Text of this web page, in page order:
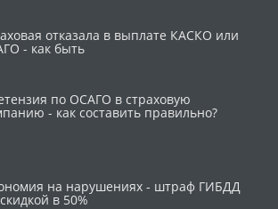
отказала в выплате КАСКО или
- как быть
по ОСАГО в страховую
- как составить правильно?
на нарушениях - штраф ГИБДД
в 50%